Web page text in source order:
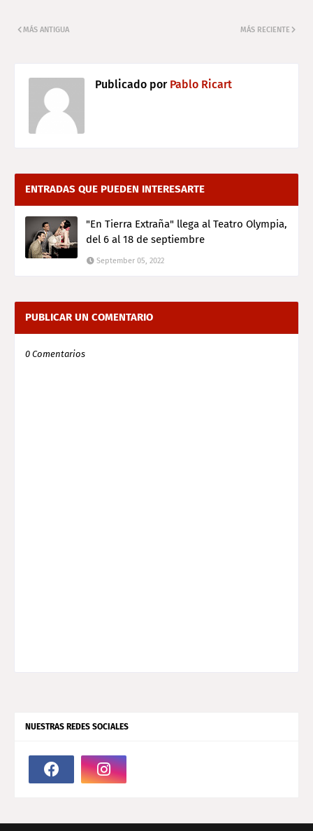
MÁS RECIENTE
MÁS ANTIGUA
Publicado porPablo Ricart
ENTRADAS QUE PUEDEN INTERESARTE
"En Tierra Extraña" llega al Teatro Olympia,
del 6 al 18 de septiembre
September 05, 2022
PUBLICAR UN COMENTARIO
0 Comentarios
NUESTRAS REDES SOCIALES